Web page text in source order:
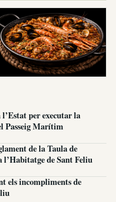
per executar la
Passeig Marítim
de la Taula de
de Sant Feliu
els incompliments de